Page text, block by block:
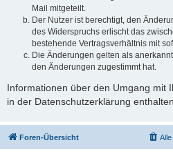
Mail mitgeteilt.
Der Nutzer ist berechtigt, den
des Widerspruchs erlischt das
bestehende Vertragsverhältnis mit
Die Änderungen gelten als
den Änderungen zugestimmt hat.
Informationen über den Umgang mit
in der Datenschutzerklärung enthalten.
Foren-Übersicht